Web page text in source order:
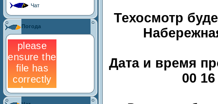
Чат
Погода
Техосмотр
Дата и время
00